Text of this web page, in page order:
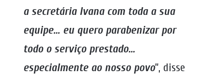
a secretária Ivana com toda a sua
equipe… eu quero parabenizar por
todo o serviço prestado…
especialmente ao nosso povo”, disse